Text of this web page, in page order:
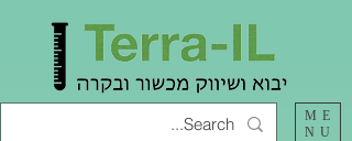
ME
NU